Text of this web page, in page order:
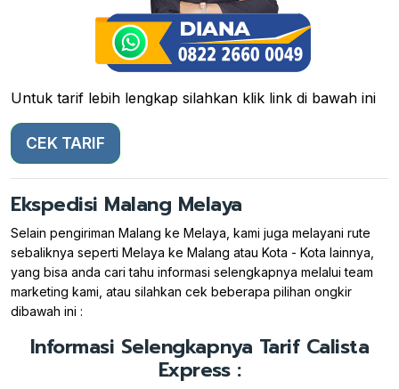
Untuk tarif lebih lengkap silahkan klik link di bawah ini
CEK TARIF
Ekspedisi Malang Melaya
Selain pengiriman Malang ke Melaya, kami juga melayani rute
sebaliknya seperti Melaya ke Malang atau Kota - Kota lainnya,
yang bisa anda cari tahu informasi selengkapnya melalui team
marketing kami, atau silahkan cek beberapa pilihan ongkir
dibawah ini :
Informasi Selengkapnya Tarif Calista
Express :